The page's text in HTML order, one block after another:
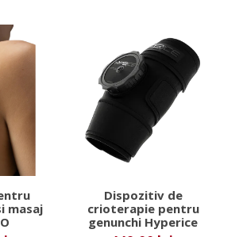
masaj
Dispozitiv de
crioterapie pentru
genunchi Hyperice